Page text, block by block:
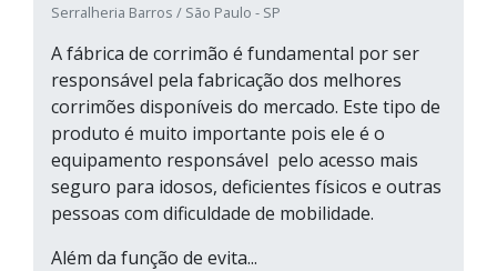
Serralheria Barros / São Paulo - SP
A fábrica de corrimão é fundamental por ser
responsável pela fabricação dos melhores
corrimões disponíveis do mercado. Este tipo de
produto é muito importante pois ele é o
equipamento responsável pelo acesso mais
seguro para idosos, deficientes físicos e outras
pessoas com dificuldade de mobilidade.
Além da função de evita...